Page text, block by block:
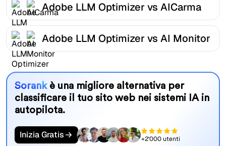
Adobe LLM Optimizer vs AICarma
Adobe LLM Optimizer vs AI Monitor
Sorank è una migliore alternativa per
classificare il tuo sito web nei sistemi IA in
autopilota.
Inizia Gratis +2'000 utenti